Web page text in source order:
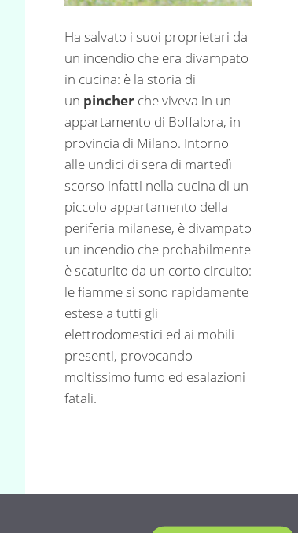
Ha salvato i suoi proprietari da
un incendio che era divampato
in cucina: è la storia di
un pincher che viveva in un
appartamento di Boffalora, in
provincia di Milano. Intorno
alle undici di sera di martedì
scorso infatti nella cucina di un
piccolo appartamento della
periferia milanese, è divampato
un incendio che probabilmente
è scaturito da un corto circuito:
le fiamme si sono rapidamente
estese a tutti gli
elettrodomestici ed ai mobili
presenti, provocando
moltissimo fumo ed esalazioni
fatali.